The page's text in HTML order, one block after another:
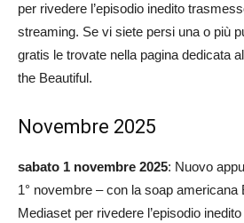
per rivedere l’episodio inedito
streaming. Se vi siete persi una o più
gratis le trovate nella pagina dedicata
the Beautiful.
Novembre 2025
sabato 1 novembre 2025: Nuovo
1° novembre – con la soap americana
Mediaset per rivedere l’episodio